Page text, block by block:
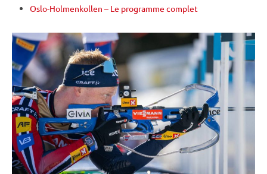
Oslo-Holmenkollen – Le programme complet